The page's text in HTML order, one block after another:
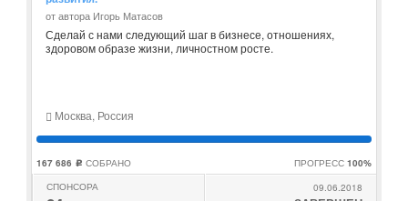
от автора Игорь Матасов
Сделай с нами следующий шаг в бизнесе, отношениях,
здоровом образе жизни, личностном росте.
Москва, Россия
167 686 c СОБРАНО ПРОГРЕСС 100%
СПОНСОРА
09.06.2018